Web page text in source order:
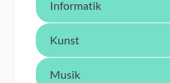
Informatik
Kunst
Musik